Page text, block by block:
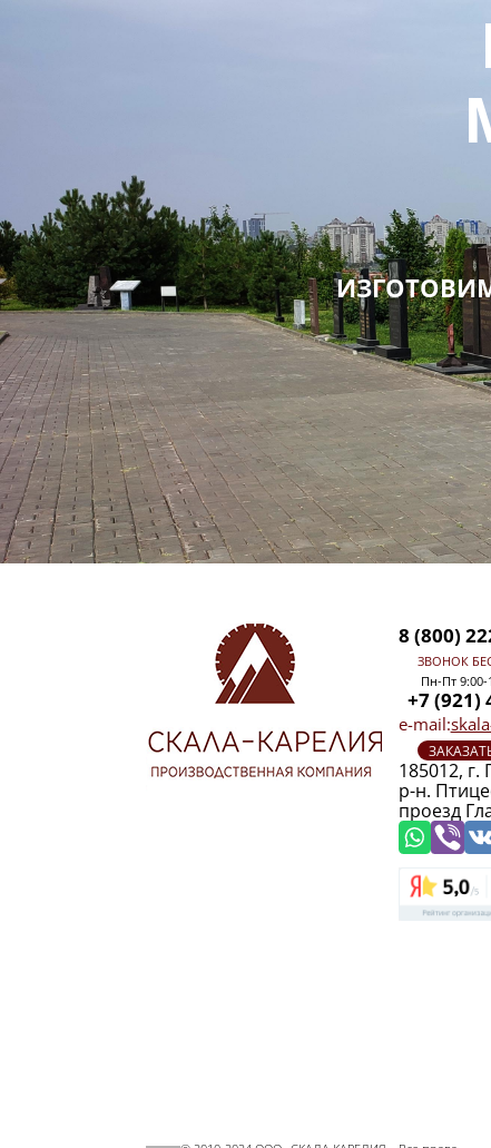
8 (800)
ЗВОНОК
Пн-Пт
+7 (921)
e-mail:
185012, г.
р-н.
проезд